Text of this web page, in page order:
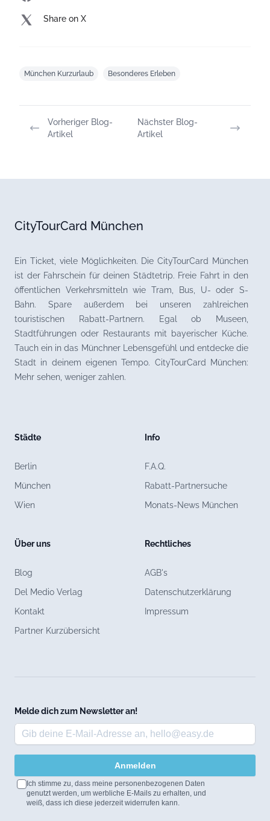
Share on X
München Kurzurlaub Besonderes Erleben
Vorheriger Blog-
Artikel
Nächster Blog-
Artikel
CityTourCard München
Ein Ticket, viele Möglichkeiten. Die CityTourCard München
ist der Fahrschein für deinen Städtetrip. Freie Fahrt in den
öffentlichen Verkehrsmitteln wie Tram, Bus, U- oder S-
Bahn. Spare außerdem bei unseren zahlreichen
touristischen Rabatt-Partnern. Egal ob Museen,
Stadtführungen oder Restaurants mit bayerischer Küche.
Tauch ein in das Münchner Lebensgefühl und entdecke die
Stadt in deinem eigenen Tempo. CityTourCard München:
Mehr sehen, weniger zahlen.
Städte
Berlin
München
Wien
Über uns
Blog
Del Medio Verlag
Kontakt
Partner Kurzübersicht
Info
F.A.Q.
Rabatt-Partnersuche
Monats-News München
Rechtliches
AGB's
Datenschutzerklärung
Impressum
Melde dich zum Newsletter an!
Anmelden
Ich stimme zu, dass meine personenbezogenen Daten
genutzt werden, um werbliche E-Mails zu erhalten, und
weiß, dass ich diese jederzeit widerrufen kann.